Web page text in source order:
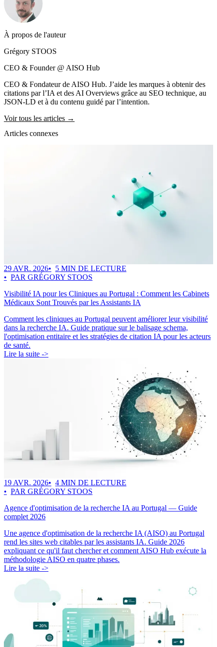
À propos de l'auteur
Grégory STOOS
CEO & Founder @ AISO Hub
CEO & Fondateur de AISO Hub. J’aide les marques à obtenir des
citations par l’IA et des AI Overviews grâce au SEO technique, au
JSON-LD et à du contenu guidé par l’intention.
Voir tous les articles →
Articles connexes
29 AVR. 2026
5 MIN DE LECTURE
PAR GRÉGORY STOOS
Visibilité IA pour les Cliniques au Portugal : Comment les Cabinets
Médicaux Sont Trouvés par les Assistants IA
Comment les cliniques au Portugal peuvent améliorer leur visibilité
dans la recherche IA. Guide pratique sur le balisage schema,
l'optimisation entitaire et les stratégies de citation IA pour les acteurs
de santé.
Lire la suite ->
19 AVR. 2026
4 MIN DE LECTURE
PAR GRÉGORY STOOS
Agence d'optimisation de la recherche IA au Portugal — Guide
complet 2026
Une agence d'optimisation de la recherche IA (AISO) au Portugal
rend les sites web citables par les assistants IA. Guide 2026
expliquant ce qu'il faut chercher et comment AISO Hub exécute la
méthodologie AISO en quatre phases.
Lire la suite ->